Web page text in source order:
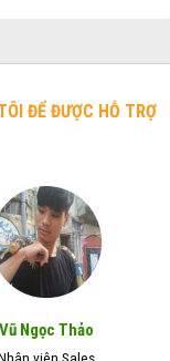
ĐỂ ĐƯỢC HỖ TRỢ
Vũ Ngọc Thảo